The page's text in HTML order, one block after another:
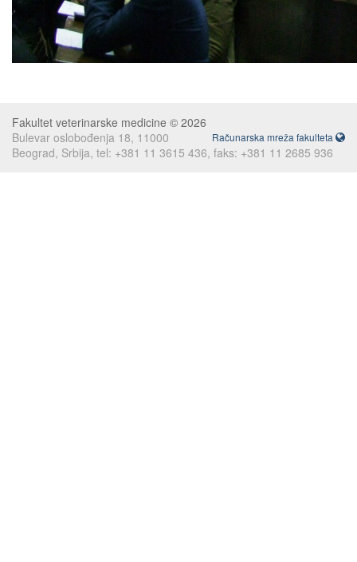
Fakultet veterinarske medicine © 2026
Računarska mreža fakulteta
Bulevar oslobođenja 18, 11000
Beograd, Srbija, tel: +381 11 3615 436, faks: +381 11 2685 936